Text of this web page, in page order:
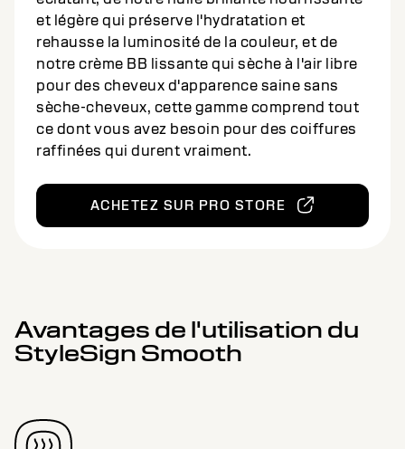
et légère qui préserve l'hydratation et
rehausse la luminosité de la couleur, et de
notre crème BB lissante qui sèche à l'air libre
pour des cheveux d'apparence saine sans
sèche-cheveux, cette gamme comprend tout
ce dont vous avez besoin pour des coiffures
raffinées qui durent vraiment.
ACHETEZ SUR PRO STORE
Avantages de l'utilisation du
StyleSign Smooth